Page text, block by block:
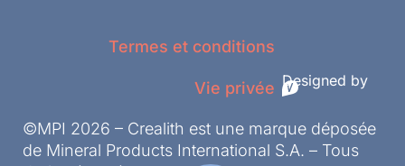
©MPI 2026 – Crealith est une marque déposée
de Mineral Products International S.A. – Tous
Termes et conditions
Vie privée Designed by